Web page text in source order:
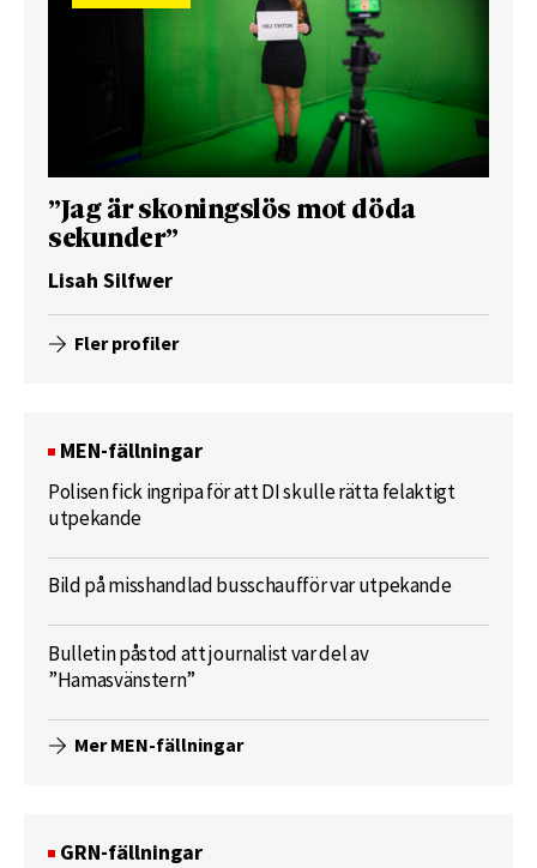
”Jag är skoningslös mot döda
sekunder”
Lisah Silfwer
Fler profiler
MEN-fällningar
Polisen fick ingripa för att DI skulle rätta felaktigt
utpekande
Bild på misshandlad busschaufför var utpekande
Bulletin påstod att journalist var del av
”Hamasvänstern”
Mer MEN-fällningar
GRN-fällningar